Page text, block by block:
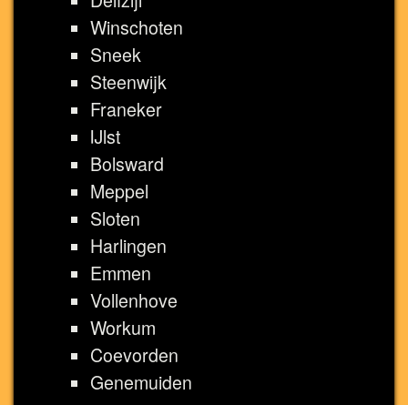
Winschoten
Sneek
Steenwijk
Franeker
IJlst
Bolsward
Meppel
Sloten
Harlingen
Emmen
Vollenhove
Workum
Coevorden
Genemuiden